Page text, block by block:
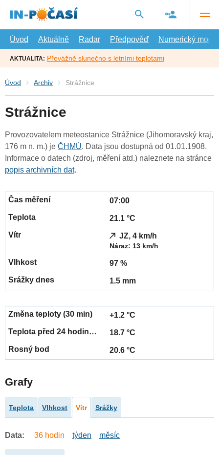
hlavní
Úvod
Aktuálně Radar Předpověď Numerický model
AKTUALITA: Převážně slunečno s letními teplotami
Úvod Archiv Strážnice
Strážnice
Provozovatelem meteostanice Strážnice (Jihomoravský kraj,
176 m n. m.) je ČHMÚ. Data jsou dostupná od 01.01.1908.
Informace o datech (zdroj, měření atd.) naleznete na stránce
popis archivních dat.
07:00
21.1 °C
JZ, 4 km/h
Náraz: 13 km/h
97 %
1.5 mm
+1.2 °C
18.7 °C
20.6 °C
Grafy
Teplota Vlhkost Vítr Srážky
Data: 36 hodin týden měsíc